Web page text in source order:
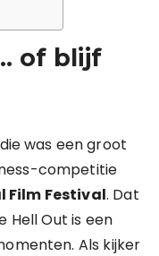
of blijf
was een groot
competitie
Festival. Dat
Hell Out is een
Als kijker